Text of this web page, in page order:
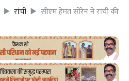
रांची सीएम हेमंत सोरेन ने रांची की